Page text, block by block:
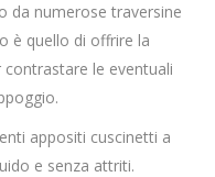
da numerose traversine
è quello di offrire la
le eventuali
appositi cuscinetti a
e senza attriti.